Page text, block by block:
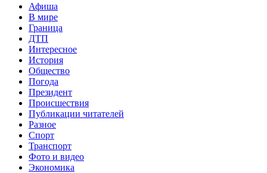
Афиша
В мире
Граница
ДТП
Интересное
История
Общество
Погода
Президент
Происшествия
Публикации читателей
Разное
Спорт
Транспорт
Фото и видео
Экономика